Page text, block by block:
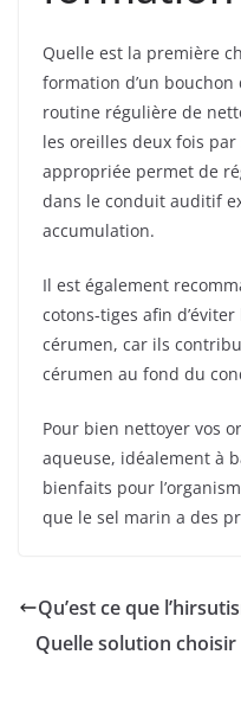
Quelle est la première
formation d’un
routine régulière de
les oreilles deux fois
appropriée permet de
dans le conduit auditif
accumulation.
Il est également
cotons-tiges afin
cérumen, car ils
cérumen au fond du
Pour bien nettoyer vos
aqueuse, idéalement à
bienfaits pour
que le sel marin a des
Qu’est ce que
Quelle solution